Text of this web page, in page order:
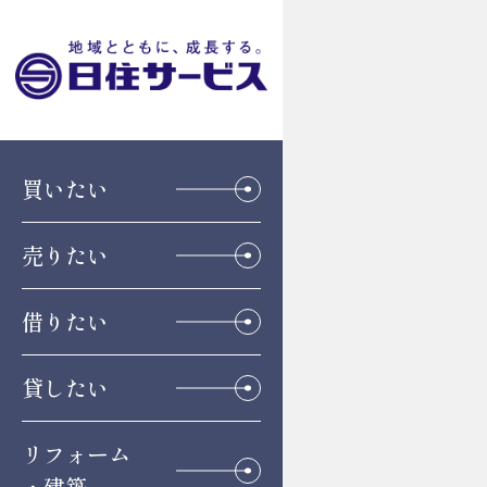
買いたい
売りたい
借りたい
貸したい
リフォーム